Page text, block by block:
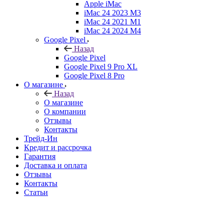
Apple iMac
iMac 24 2023 M3
iMac 24 2021 M1
iMac 24 2024 M4
Google Pixel
Назад
Google Pixel
Google Pixel 9 Pro XL
Google Pixel 8 Pro
О магазине
Назад
О магазине
О компании
Отзывы
Контакты
Трейд-Ин
Кредит и рассрочка
Гарантия
Доставка и оплата
Отзывы
Контакты
Статьи